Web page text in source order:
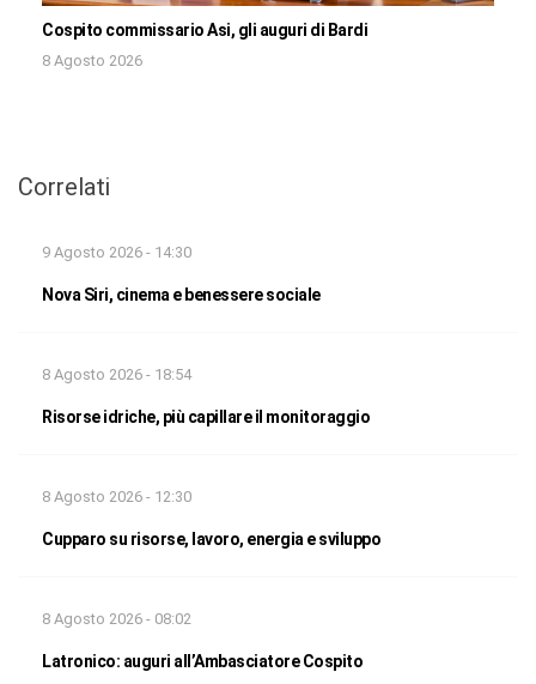
Cospito commissario Asi, gli auguri di Bardi
8 Agosto 2026
Correlati
9 Agosto 2026 - 14:30
Nova Siri, cinema e benessere sociale
8 Agosto 2026 - 18:54
Risorse idriche, più capillare il monitoraggio
8 Agosto 2026 - 12:30
Cupparo su risorse, lavoro, energia e sviluppo
8 Agosto 2026 - 08:02
Latronico: auguri all’Ambasciatore Cospito